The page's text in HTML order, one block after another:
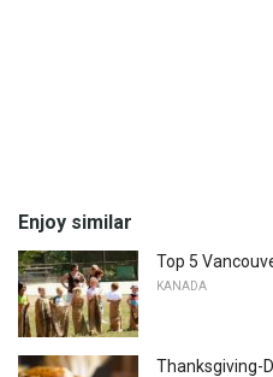
Enjoy similar
Top 5
KANADA
Thanksgiving-